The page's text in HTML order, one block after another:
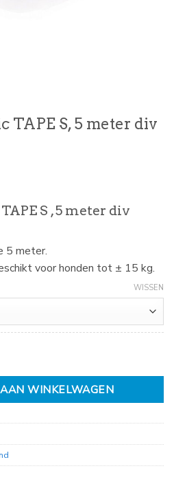
TAPE S, 5 meter div
S , 5 meter div
5 meter.
voor honden tot ± 15 kg.
WISSEN
meter div kleuren aantal
WINKELWAGEN